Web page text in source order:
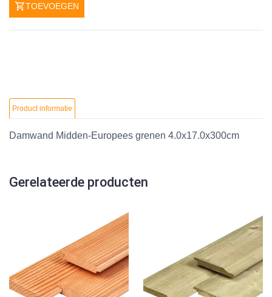
TOEVOEGEN
Product informatie
Damwand Midden-Europees grenen 4.0x17.0x300cm
Gerelateerde producten